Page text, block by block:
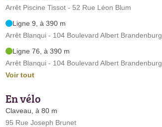
Arrêt Piscine Tissot - 52 Rue Léon Blum
Ligne 9, à 390 m
Arrêt Blanqui - 104 Boulevard Albert Brandenburg
Ligne 76, à 390 m
Arrêt Blanqui - 104 Boulevard Albert Brandenburg
Voir tout
En vélo
Claveau, à 80 m
95 Rue Joseph Brunet